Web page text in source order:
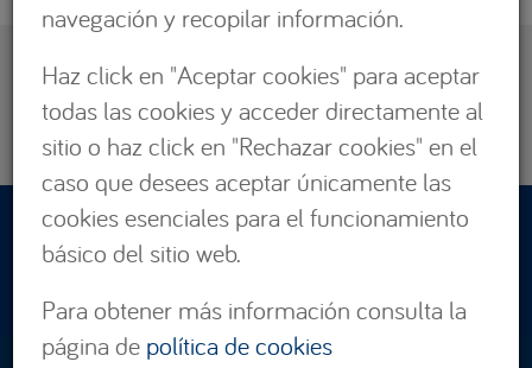
EXPERIENCIAS
ZARAGOZA
CÁDIZ
RESERVAS:
navegación y recopilar información.
Haz click en "Aceptar cookies" para aceptar
todas las cookies y acceder directamente al
sitio o haz click en "Rechazar cookies" en el
caso que desees aceptar únicamente las
cookies esenciales para el funcionamiento
básico del sitio web.
Para obtener más información consulta la
página de política de cookies